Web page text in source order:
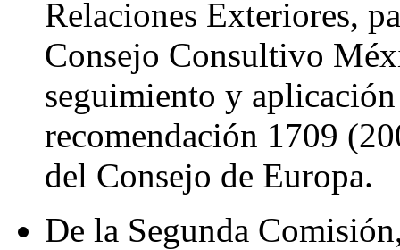
Relaciones Exteriores,
Consejo Consultivo
seguimiento y
recomendación 1709
del Consejo de Europa.
De la Segunda